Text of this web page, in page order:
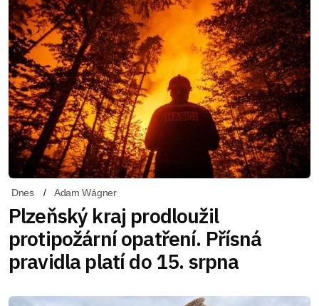
Dnes Adam Wágner
Plzeňský kraj prodloužil
protipožární opatření. Přísná
pravidla platí do 15. srpna